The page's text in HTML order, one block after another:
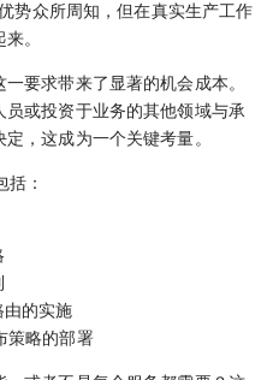
势众所周知，但在真实生产工作
。
要求带来了显著的机会成本。
或投资于业务的其他领域与承
，这成为一个关键考量。
：
的实施
策略的部署